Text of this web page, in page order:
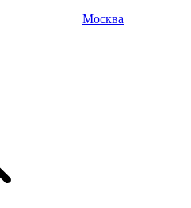
Москва